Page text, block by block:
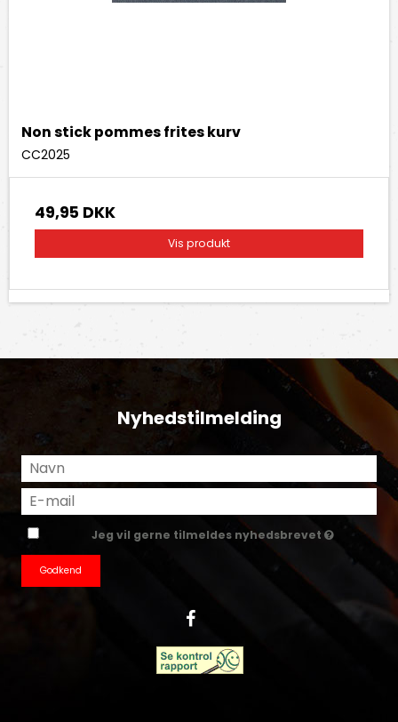
Non stick pommes frites kurv
CC2025
49,95 DKK
Vis produkt
Nyhedstilmelding
Jeg vil gerne tilmeldes nyhedsbrevet
Godkend